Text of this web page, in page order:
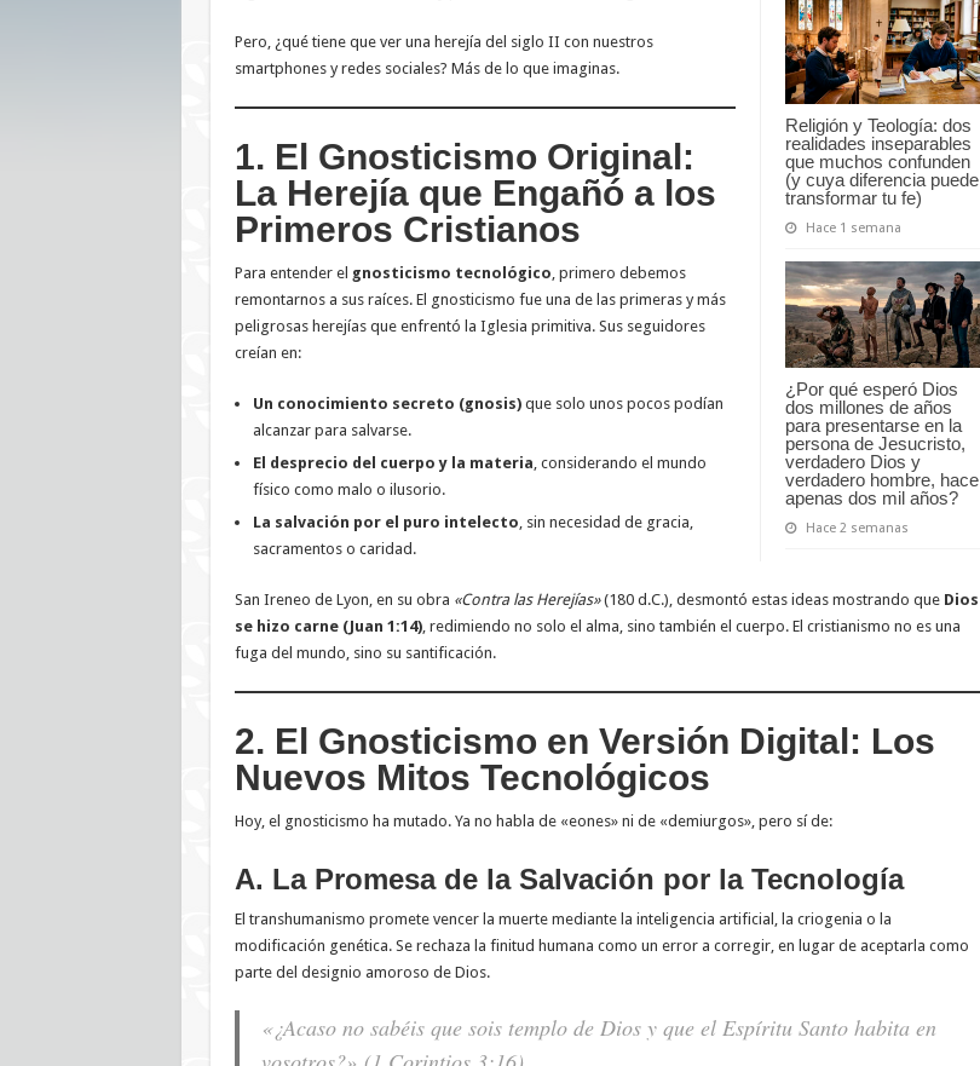
Religión y Teología: dos
realidades inseparables
que muchos confunden
(y cuya diferencia puede
transformar tu fe)
Hace 1 semana
¿Por qué esperó Dios
dos millones de años
para presentarse en la
persona de Jesucristo,
verdadero Dios y
verdadero hombre, hace
apenas dos mil años?
Hace 2 semanas
Pero, ¿qué tiene que ver una herejía del siglo II con nuestros
smartphones y redes sociales? Más de lo que imaginas.
1. El Gnosticismo Original:
La Herejía que Engañó a los
Primeros Cristianos
Para entender el gnosticismo tecnológico, primero debemos
remontarnos a sus raíces. El gnosticismo fue una de las primeras y más
peligrosas herejías que enfrentó la Iglesia primitiva. Sus seguidores
creían en:
Un conocimiento secreto (gnosis)que solo unos pocos podían
alcanzar para salvarse.
El desprecio del cuerpo y la materia, considerando el mundo
físico como malo o ilusorio.
La salvación por el puro intelecto, sin necesidad de gracia,
sacramentos o caridad.
San Ireneo de Lyon, en su obra «Contra las Herejías»(180 d.C.), desmontó estas ideas mostrando que Dios
se hizo carne (Juan 1:14), redimiendo no solo el alma, sino también el cuerpo. El cristianismo no es una
fuga del mundo, sino su santificación.
2. El Gnosticismo en Versión Digital: Los
Nuevos Mitos Tecnológicos
Hoy, el gnosticismo ha mutado. Ya no habla de «eones» ni de «demiurgos», pero sí de:
A. La Promesa de la Salvación por la Tecnología
El transhumanismo promete vencer la muerte mediante la inteligencia artificial, la criogenia o la
modificación genética. Se rechaza la finitud humana como un error a corregir, en lugar de aceptarla como
parte del designio amoroso de Dios.
«¿Acaso no sabéis que sois templo de Dios y que el Espíritu Santo habita en